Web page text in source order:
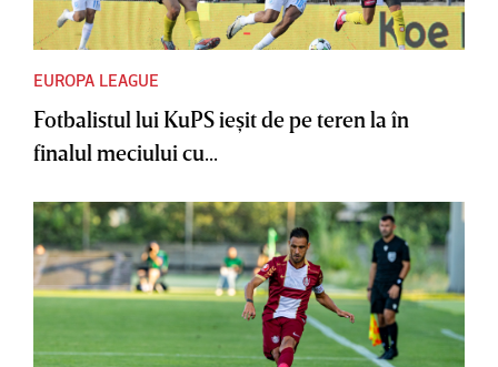
EUROPA LEAGUE
Fotbalistul lui KuPS ieşit de pe teren la în
finalul meciului cu...